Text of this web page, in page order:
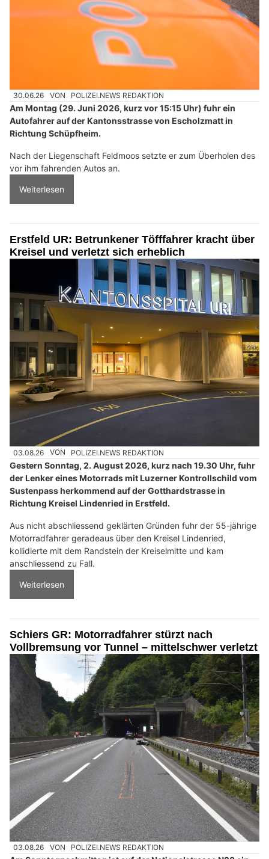
30.06.26 VON POLIZEI.NEWS REDAKTION
Am Montag (29. Juni 2026, kurz vor 15:15 Uhr) fuhr ein
Autofahrer auf der Kantonsstrasse von Escholzmatt in
Richtung Schüpfheim.
Nach der Liegenschaft Feldmoos setzte er zum Überholen des
vor ihm fahrenden Autos an.
Weiterlesen
Erstfeld UR: Betrunkener Töfffahrer kracht über
Kreisel und verletzt sich erheblich
03.08.26 VON POLIZEI.NEWS REDAKTION
Gestern Sonntag, 2. August 2026, kurz nach 19.30 Uhr, fuhr
der Lenker eines Motorrads mit Luzerner Kontrollschild vom
Sustenpass herkommend auf der Gotthardstrasse in
Richtung Kreisel Lindenried in Erstfeld.
Aus nicht abschliessend geklärten Gründen fuhr der 55-jährige
Motorradfahrer geradeaus über den Kreisel Lindenried,
kollidierte mit dem Randstein der Kreiselmitte und kam
anschliessend zu Fall.
Weiterlesen
Schiers GR: Motorradfahrer stürzt nach
Vollbremsung vor Tunnel – mittelschwer verletzt
03.08.26 VON POLIZEI.NEWS REDAKTION